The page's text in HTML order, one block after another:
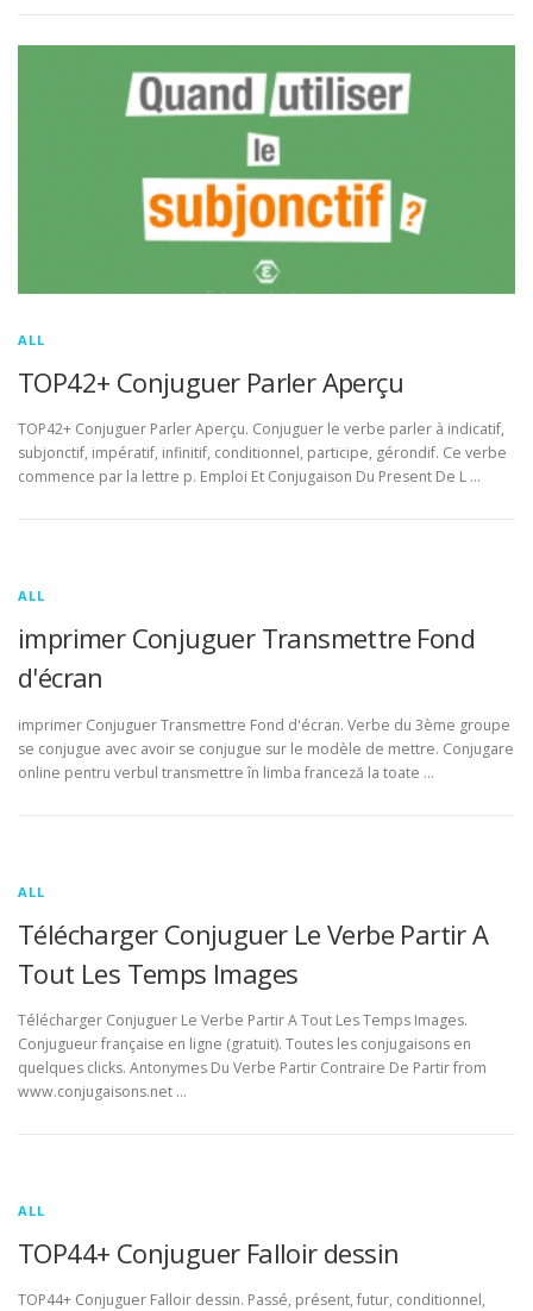
ALL
TOP42+ Conjuguer Parler Aperçu
TOP42+ Conjuguer Parler Aperçu. Conjuguer le verbe parler à indicatif,
subjonctif, impératif, infinitif, conditionnel, participe, gérondif. Ce verbe
commence par la lettre p. Emploi Et Conjugaison Du Present De L …
ALL
imprimer Conjuguer Transmettre Fond
d'écran
imprimer Conjuguer Transmettre Fond d'écran. Verbe du 3ème groupe
se conjugue avec avoir se conjugue sur le modèle de mettre. Conjugare
online pentru verbul transmettre în limba franceză la toate …
ALL
Télécharger Conjuguer Le Verbe Partir A
Tout Les Temps Images
Télécharger Conjuguer Le Verbe Partir A Tout Les Temps Images.
Conjugueur française en ligne (gratuit). Toutes les conjugaisons en
quelques clicks. Antonymes Du Verbe Partir Contraire De Partir from
www.conjugaisons.net …
ALL
TOP44+ Conjuguer Falloir dessin
TOP44+ Conjuguer Falloir dessin. Passé, présent, futur, conditionnel,